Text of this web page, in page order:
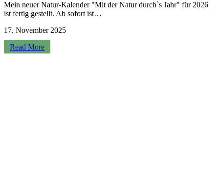
Mein neuer Natur-Kalender "Mit der Natur durch`s Jahr" für 2026
ist fertig gestellt. Ab sofort ist…
17. November 2025
Read More